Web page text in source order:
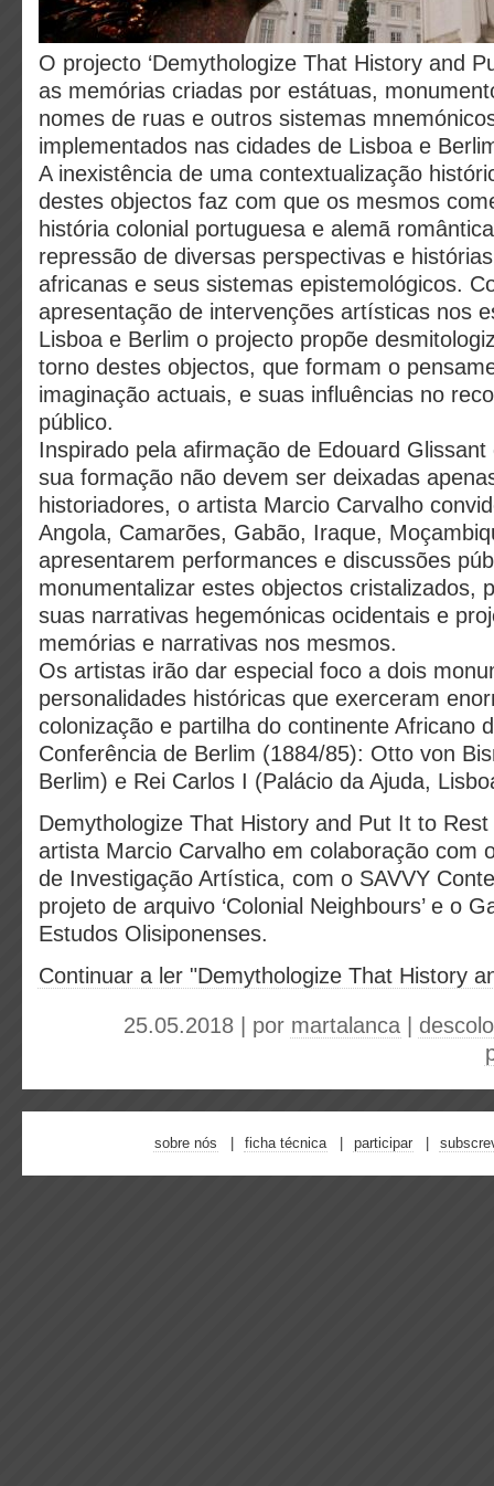
O projecto ‘Demythologize That History and
as memórias criadas por estátuas,
nomes de ruas e outros sistemas
implementados nas cidades de Lisboa e
A inexistência de uma contextualização
destes objectos faz com que os mesmos
história colonial portuguesa e alemã
repressão de diversas perspectivas e
africanas e seus sistemas epistemológicos.
apresentação de intervenções artísticas nos
Lisboa e Berlim o projecto propõe
torno destes objectos, que formam o
imaginação actuais, e suas influências no
público.
Inspirado pela afirmação de Edouard
sua formação não devem ser deixadas
historiadores, o artista Marcio Carvalho
Angola, Camarões, Gabão, Iraque,
apresentarem performances e discussões
monumentalizar estes objectos cristalizados,
suas narrativas hegemónicas ocidentais e
memórias e narrativas nos mesmos.
Os artistas irão dar especial foco a dois
personalidades históricas que exerceram
colonização e partilha do continente Africano
Conferência de Berlim (1884/85): Otto von
Berlim) e Rei Carlos I (Palácio da Ajuda,
Demythologize That History and Put It to
artista Marcio Carvalho em colaboração com
de Investigação Artística, com o SAVVY
projeto de arquivo ‘Colonial Neighbours’ e o
Estudos Olisiponenses.
Continuar a ler "Demythologize That History
25.05.2018 | por martalanca
sobre nós ficha técnica participar